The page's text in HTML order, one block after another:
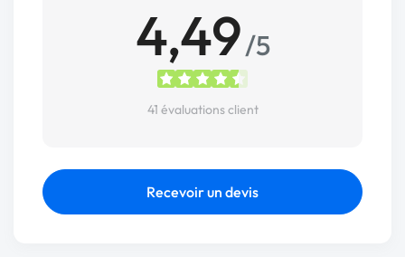
4,49/5
41 évaluations client
Recevoir un devis